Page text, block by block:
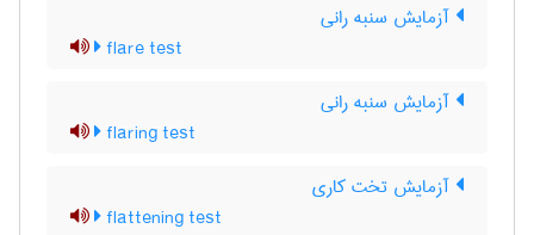
آزمایش سنبه رانی
flare test
آزمایش سنبه رانی
flaring test
آزمایش تخت کاری
flattening test